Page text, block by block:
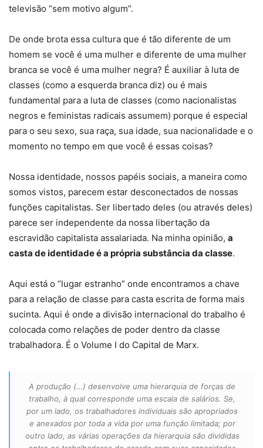
televisão “sem motivo algum”.
De onde brota essa cultura que é tão diferente de um
homem se você é uma mulher e diferente de uma mulher
branca se você é uma mulher negra? É auxiliar à luta de
classes (como a esquerda branca diz) ou é mais
fundamental para a luta de classes (como nacionalistas
negros e feministas radicais assumem) porque é especial
para o seu sexo, sua raça, sua idade, sua nacionalidade e o
momento no tempo em que você é essas coisas?
Nossa identidade, nossos papéis sociais, a maneira como
somos vistos, parecem estar desconectados de nossas
funções capitalistas. Ser libertado deles (ou através deles)
parece ser independente da nossa libertação da
escravidão capitalista assalariada. Na minha opinião, a
casta de identidade é a própria substância da classe.
Aqui está o “lugar estranho” onde encontramos a chave
para a relação de classe para casta escrita de forma mais
sucinta. Aqui é onde a divisão internacional do trabalho é
colocada como relações de poder dentro da classe
trabalhadora. É o Volume I do Capital de Marx.
A produção (…) desenvolve uma hierarquia de forças de
trabalho, à qual corresponde uma escala de salários. Se,
por um lado, os trabalhadores individuais são apropriados
e anexados por toda a vida por uma função limitada; por
outro lado, as várias operações da hierarquia são divididas